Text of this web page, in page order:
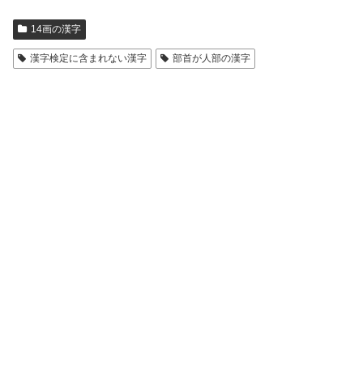
14画の漢字
漢字検定に含まれない漢字 部首が人部の漢字